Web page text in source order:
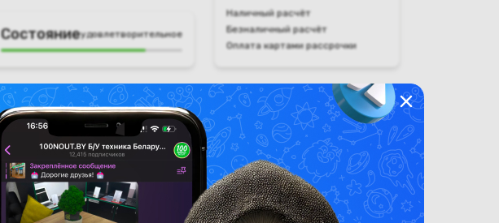
Состояниеудовлетворительное
Наличный расчёт
Безналичный расчёт
Оплата картами рассрочки